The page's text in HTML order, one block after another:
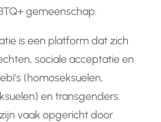
gemeenschap.
is een platform dat zich
sociale acceptatie en
(homoseksuelen,
en transgenders.
vaak opgericht door